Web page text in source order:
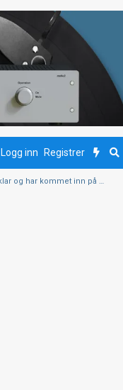
Logg inn Registrer